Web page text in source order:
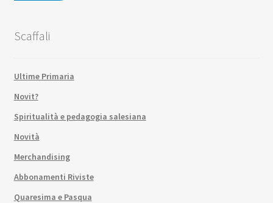
Scaffali
Ultime Primaria
Novit?
Spiritualità e pedagogia salesiana
Novità
Merchandising
Abbonamenti Riviste
Quaresima e Pasqua